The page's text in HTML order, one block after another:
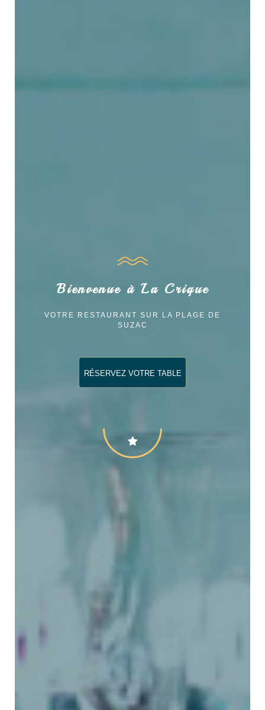
Bienvenue à La Crique
VOTRE RESTAURANT SUR LA PLAGE DE
SUZAC
RÉSERVEZ VOTRE TABLE